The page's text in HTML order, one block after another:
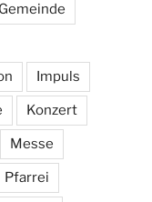
Gemeinde
Impuls
Konzert
Messe
Pfarrei